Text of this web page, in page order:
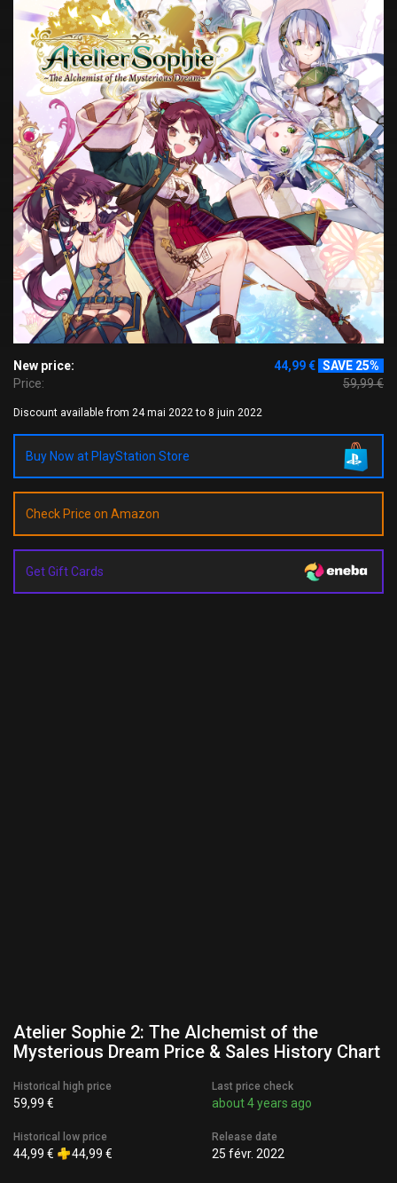
New price: 44,99 € SAVE 25%
Price:
59,99 €
Discount available from 24 mai 2022 to 8 juin 2022
Buy Now at PlayStation Store
Check Price on Amazon
Get Gift Cards
Atelier Sophie 2: The Alchemist of the
Mysterious Dream Price & Sales History Chart
Historical high price
59,99 €
Historical low price
44,99 € 44,99 €
Last price check
about 4 years ago
Release date
25 févr. 2022